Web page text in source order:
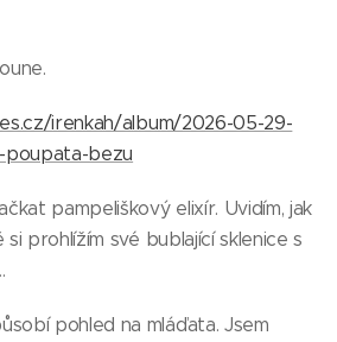
irenkah/album/2026-05-29-
poupata-bezu
pampeliškový elixír. Uvidím, jak
prohlížím své bublající sklenice s
pohled na mláďata. Jsem